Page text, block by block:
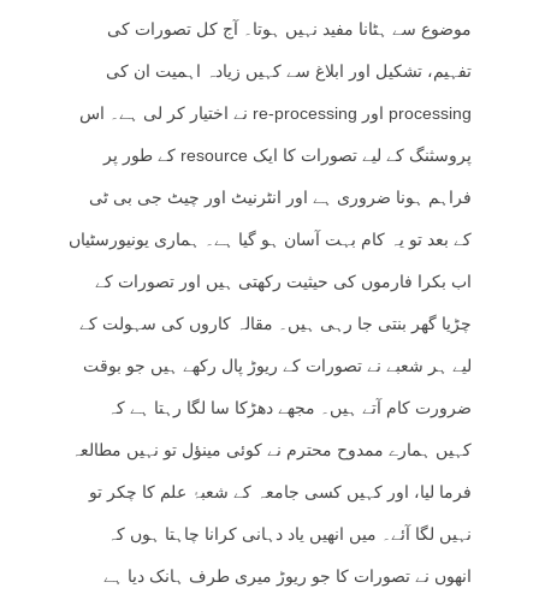
موضوع سے ہٹانا مفید نہیں ہوتا۔ آج کل تصورات کی
تفہیم، تشکیل اور ابلاغ سے کہیں زیادہ اہمیت ان کی
processing اور re-processing نے اختیار کر لی ہے۔ اس
پروسثنگ کے لیے تصورات کا ایک resource کے طور پر
فراہم ہونا ضروری ہے اور انٹرنیٹ اور چیٹ جی بی ٹی
کے بعد تو یہ کام بہت آسان ہو گیا ہے۔ ہماری یونیورسٹیاں
اب بکرا فارموں کی حیثیت رکھتی ہیں اور تصورات کے
چڑیا گھر بنتی جا رہی ہیں۔ مقالہ کاروں کی سہولت کے
لیے ہر شعبے نے تصورات کے ریوڑ پال رکھے ہیں جو بوقت
ضرورت کام آتے ہیں۔ مجھے دھڑکا سا لگا رہتا ہے کہ
کہیں ہمارے ممدوح محترم نے کوئی مینؤل تو نہیں مطالعہ
فرما لیا، اور کہیں کسی جامعہ کے شعبۂ علم کا چکر تو
نہیں لگا آئے۔ میں انھیں یاد دہانی کرانا چاہتا ہوں کہ
انھوں نے تصورات کا جو ریوڑ میری طرف ہانک دیا ہے